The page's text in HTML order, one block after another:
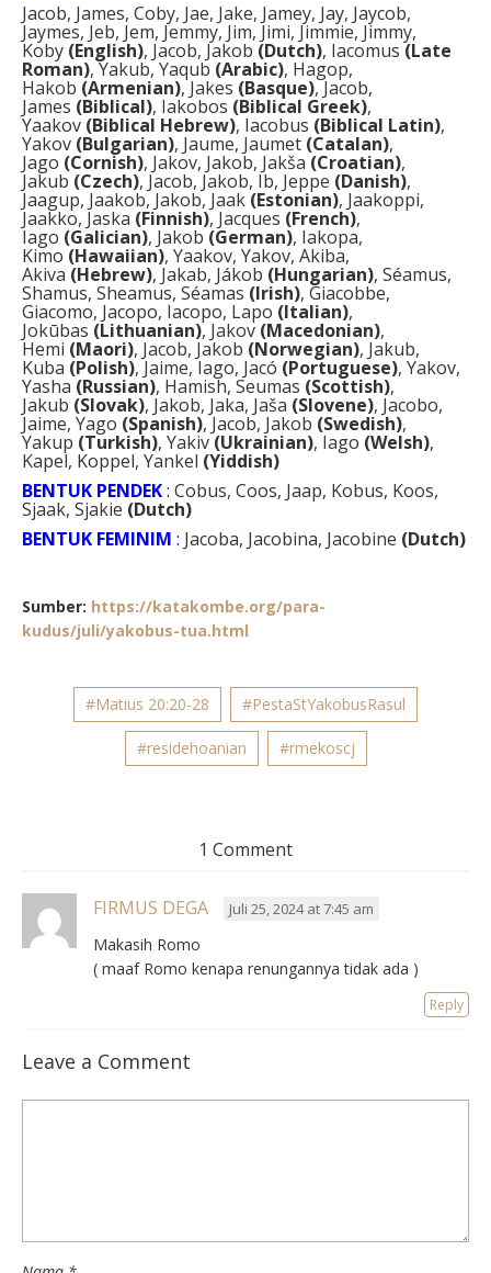
Jacob, James, Coby, Jae, Jake, Jamey, Jay, Jaycob,
Jaymes, Jeb, Jem, Jemmy, Jim, Jimi, Jimmie, Jimmy,
Koby (English), Jacob, Jakob (Dutch), Iacomus(Late
Roman), Yakub, Yaqub (Arabic), Hagop,
Hakob (Armenian), Jakes (Basque), Jacob,
James (Biblical), Iakobos (Biblical Greek),
Yaakov (Biblical Hebrew), Iacobus (Biblical Latin),
Yakov (Bulgarian), Jaume, Jaumet (Catalan),
Jago (Cornish), Jakov, Jakob, Jakša (Croatian),
Jakub (Czech), Jacob, Jakob, Ib, Jeppe (Danish),
Jaagup, Jaakob, Jakob, Jaak (Estonian), Jaakoppi,
Jaakko, Jaska (Finnish), Jacques (French),
Iago (Galician), Jakob (German), Iakopa,
Kimo (Hawaiian), Yaakov, Yakov, Akiba,
Akiva (Hebrew), Jakab, Jákob (Hungarian), Séamus,
Shamus, Sheamus, Séamas (Irish), Giacobbe,
Giacomo, Jacopo, Iacopo, Lapo (Italian),
Jokūbas (Lithuanian), Jakov (Macedonian),
Hemi (Maori), Jacob, Jakob (Norwegian), Jakub,
Kuba (Polish), Jaime, Iago, Jacó (Portuguese), Yakov,
Yasha (Russian), Hamish, Seumas (Scottish),
Jakub (Slovak), Jakob, Jaka, Jaša (Slovene), Jacobo,
Jaime, Yago (Spanish), Jacob, Jakob (Swedish),
Yakup (Turkish), Yakiv(Ukrainian), Iago (Welsh),
Kapel, Koppel, Yankel (Yiddish)
BENTUK PENDEK: Cobus, Coos, Jaap, Kobus, Koos,
Sjaak, Sjakie (Dutch)
BENTUK FEMINIM : Jacoba, Jacobina, Jacobine (Dutch)
Sumber: https://katakombe.org/para-
kudus/juli/yakobus-tua.html
#Matius 20:20-28 #PestaStYakobusRasul
#residehoanian #rmekoscj
1 Comment
FIRMUS DEGA Juli 25, 2024 at 7:45 am
Makasih Romo
( maaf Romo kenapa renungannya tidak ada )
Reply
Leave a Comment